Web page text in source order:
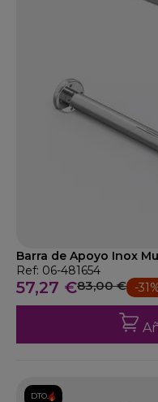
Barra de Apoyo Inox
Ref: 06-481654
57,27 €83,00 € -
DTO.